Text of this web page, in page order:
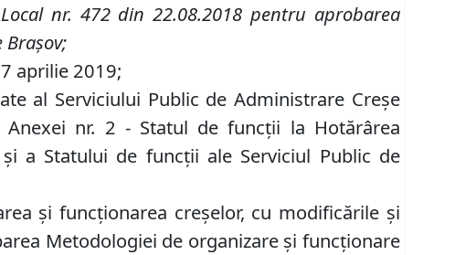
nr. 472 din 22.08.2018 pentru aprobarea
aprilie 2019;
al Serviciului Public de Administrare Creşe
nr. 2 - Statul de funcţii la Hotărârea
a Statului de funcţii ale Serviciul Public de
şi funcţionarea creşelor, cu modificările şi
Metodologiei de organizare şi funcţionare